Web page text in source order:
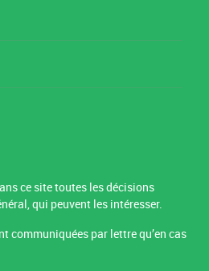
ce site toutes les décisions
qui peuvent les intéresser.
communiquées par lettre qu’en cas